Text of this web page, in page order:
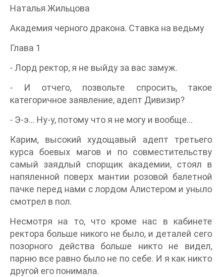
Наталья Жильцова
Академия черного дракона. Ставка на ведьму
Глава 1
- Лорд ректор, я не выйду за вас замуж.
- И отчего, позвольте спросить, такое
категоричное заявление, адепт Дивизир?
- Э-э… Ну-у, потому что я не могу и вообще…
Карим, высокий худощавый адепт третьего
курса боевых магов и по совместительству
самый заядлый спорщик академии, стоял в
напяленной поверх мантии розовой балетной
пачке перед нами с лордом Алистером и уныло
смотрел в пол.
Несмотря на то, что кроме нас в кабинете
ректора больше никого не было, и деталей сего
позорного действа больше никто не видел,
парню все равно было не по себе. И я как никто
другой его понимала.